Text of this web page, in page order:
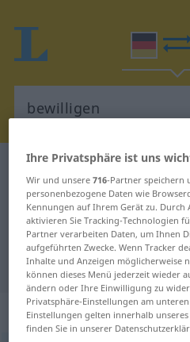
Deutsch-Kroatisch
Deutsch-
"bewilligen"
"bewilligen"
„bewilligen“
Ihre Privatsphäre ist uns
Wir und unsere716-Partner speichern
personenbezogene Daten wie
Kennungen auf Ihrem Gerät zu. Durch
aktivieren Sie Tracking-Technologien
Partner verarbeiten Daten, um Ihnen
aufgeführten Zwecke. Wenn Tracker
Inhalte und Anzeigen möglicherweise
können dieses Menü jederzeit wieder
ändern oder Ihre Einwilligung zu
Privatsphäre-Einstellungen am
Einstellungen gelten innerhalb
finden Sie in unserer